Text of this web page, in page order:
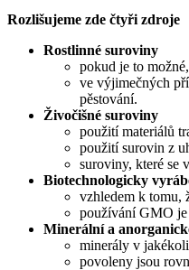
Rozlišujeme zde čtyři zdroje
Rostlinné suroviny
pokud je to
ve výjimečných
pěstování.
Živočišné suroviny
použití materiálů
použití surovin z
suroviny, které se
Biotechnologicky
vzhledem k tomu,
používání GMO je
Minerální a
minerály v
povoleny jsou